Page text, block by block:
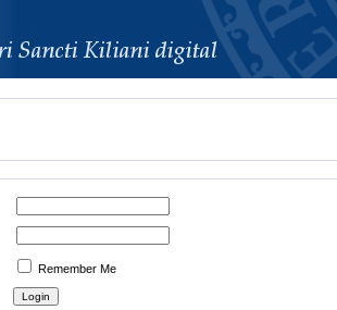
Remember Me